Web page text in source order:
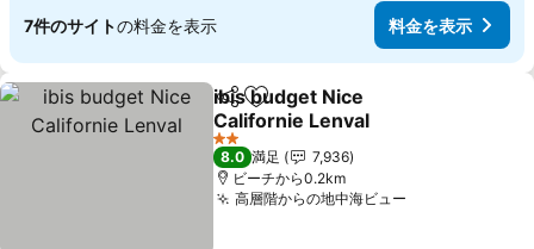
7件のサイトの料金を表示 料金を表示
シェアお気に入りに追加
ibis budget Nice
Californie Lenval
料金を表示
2 ホテルのランク
8.0 満足
7,936
ビーチから0.2km
高層階からの地中海ビュー